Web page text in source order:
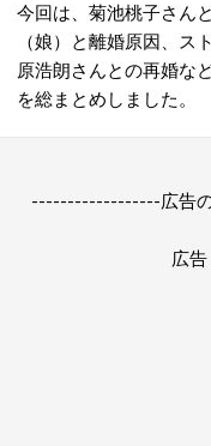
今回は、菊池桃子さん
（娘）と離婚原因、
原浩朗さんとの再婚な
を総まとめしました。
------------------広告
広